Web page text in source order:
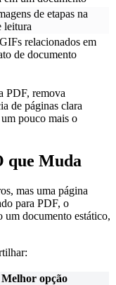
de etapas na
leitura
relacionados em
de documento
PDF, remova
de páginas clara
pouco mais o
que Muda
mas uma página
para PDF, o
um documento estático,
Melhor opção